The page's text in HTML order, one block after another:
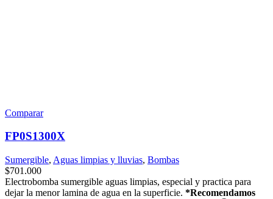
Comparar
FP0S1300X
Sumergible, Aguas limpias y lluvias, Bombas
$701.000
Electrobomba sumergible aguas limpias, especial y practica para
dejar la menor lamina de agua en la superficie. *Recomendamos